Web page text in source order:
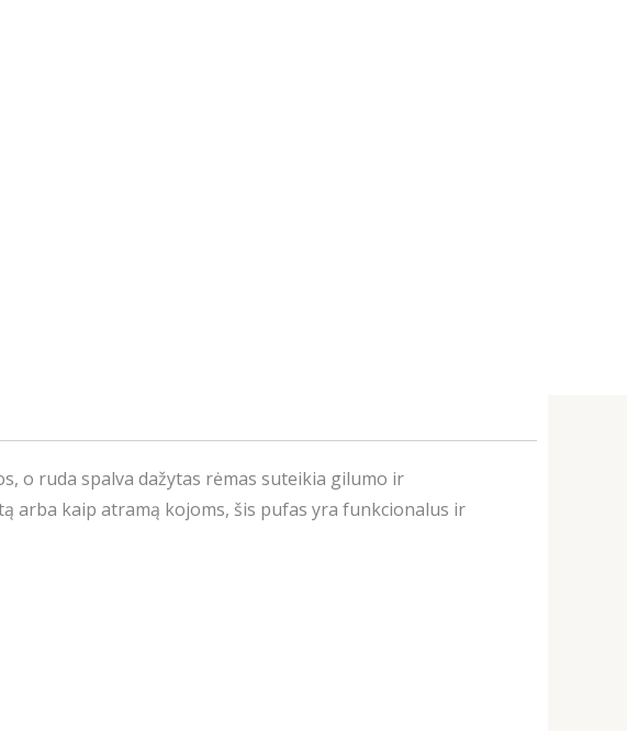
o ruda spalva dažytas rėmas suteikia gilumo ir
arba kaip atramą kojoms, šis pufas yra funkcionalus ir